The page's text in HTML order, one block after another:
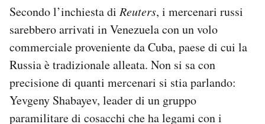
Secondo l’inchiesta di Reuters, i mercenari russi
sarebbero arrivati in Venezuela con un volo
commerciale proveniente da Cuba, paese di cui la
Russia è tradizionale alleata. Non si sa con
precisione di quanti mercenari si stia parlando:
Yevgeny Shabayev, leader di un gruppo
paramilitare di cosacchi che ha legami con i